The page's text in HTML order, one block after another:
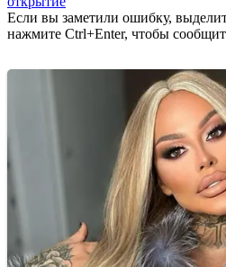
Если вы заметили ошибку,
нажмите Ctrl+Enter, чтобы